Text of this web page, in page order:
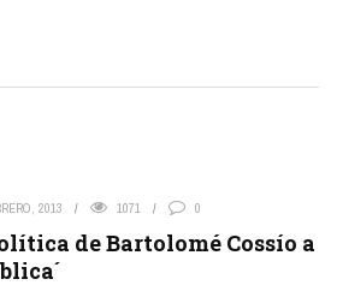
2013 1071 0
de Bartolomé Cossío a